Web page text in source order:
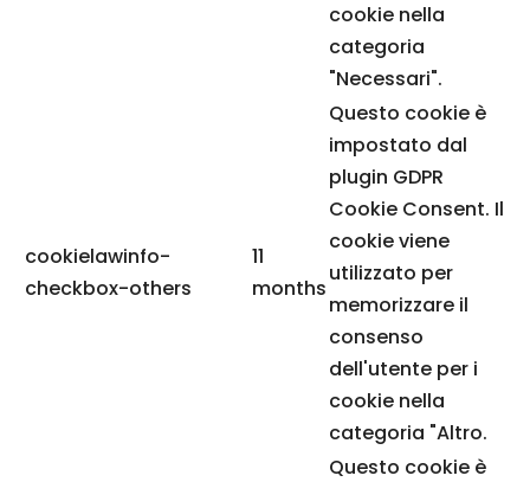
cookie nella
categoria
"Necessari".
cookielawinfo-
checkbox-others
11
months
Questo cookie è
impostato dal
plugin GDPR
Cookie Consent. Il
cookie viene
utilizzato per
memorizzare il
consenso
dell'utente per i
cookie nella
categoria "Altro.
Questo cookie è